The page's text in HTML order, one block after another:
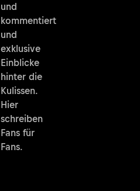
und
kommentiert
und
exklusive
Einblicke
hinter die
Kulissen.
Hier
schreiben
Fans für
Fans.